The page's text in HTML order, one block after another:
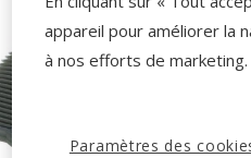
appareil pour améliorer la
à nos efforts de marketing.
Paramètres des